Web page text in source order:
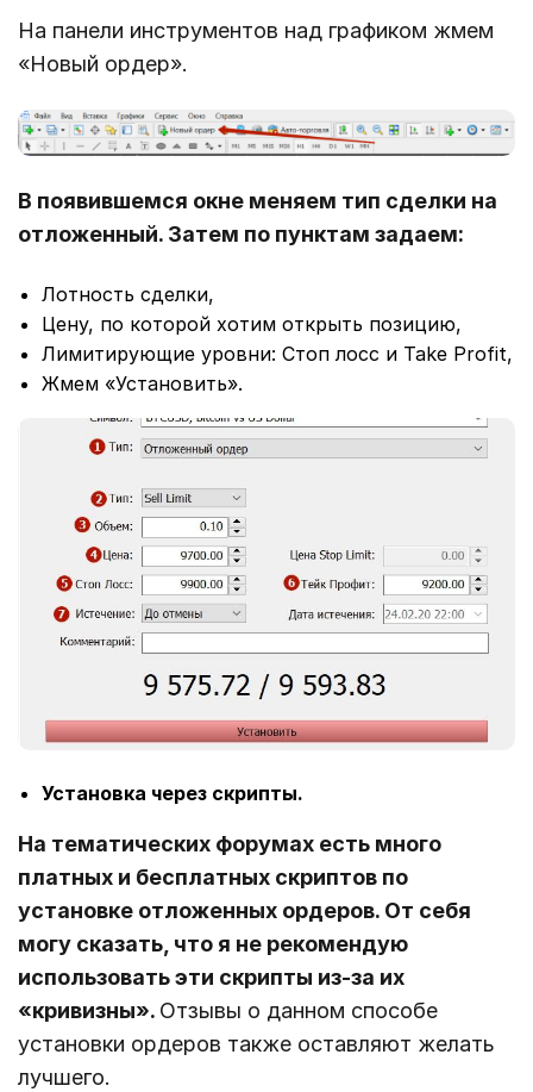
На панели инструментов над графиком жмем
«Новый ордер».
В появившемся окне меняем тип сделки на
отложенный. Затем по пунктам задаем:
Лотность сделки,
Цену, по которой хотим открыть позицию,
Лимитирующие уровни: Стоп лосс и Take Profit,
Жмем «Установить».
Установка через скрипты.
На тематических форумах есть много
платных и бесплатных скриптов по
установке отложенных ордеров. От себя
могу сказать, что я не рекомендую
использовать эти скрипты из-за их
«кривизны». Отзывы о данном способе
установки ордеров также оставляют желать
лучшего.